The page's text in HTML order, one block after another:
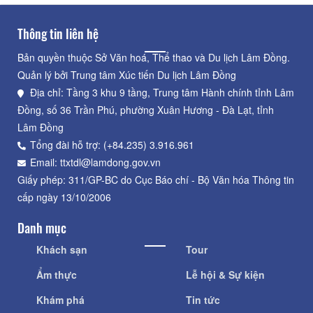
Thông tin liên hệ
Bản quyền thuộc Sở Văn hoá, Thể thao và Du lịch Lâm Đồng.
Quản lý bởi Trung tâm Xúc tiến Du lịch Lâm Đồng
Địa chỉ: Tầng 3 khu 9 tầng, Trung tâm Hành chính tỉnh Lâm
Đồng, số 36 Trần Phú, phường Xuân Hương - Đà Lạt, tỉnh
Lâm Đồng
Tổng đài hỗ trợ: (+84.235) 3.916.961
Email: ttxtdl@lamdong.gov.vn
Giấy phép: 311/GP-BC do Cục Báo chí - Bộ Văn hóa Thông tin
cấp ngày 13/10/2006
Danh mục
Khách sạn
Ẩm thực
Khám phá
Tour
Lễ hội & Sự kiện
Tin tức